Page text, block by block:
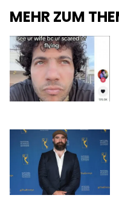
MEHR ZUM